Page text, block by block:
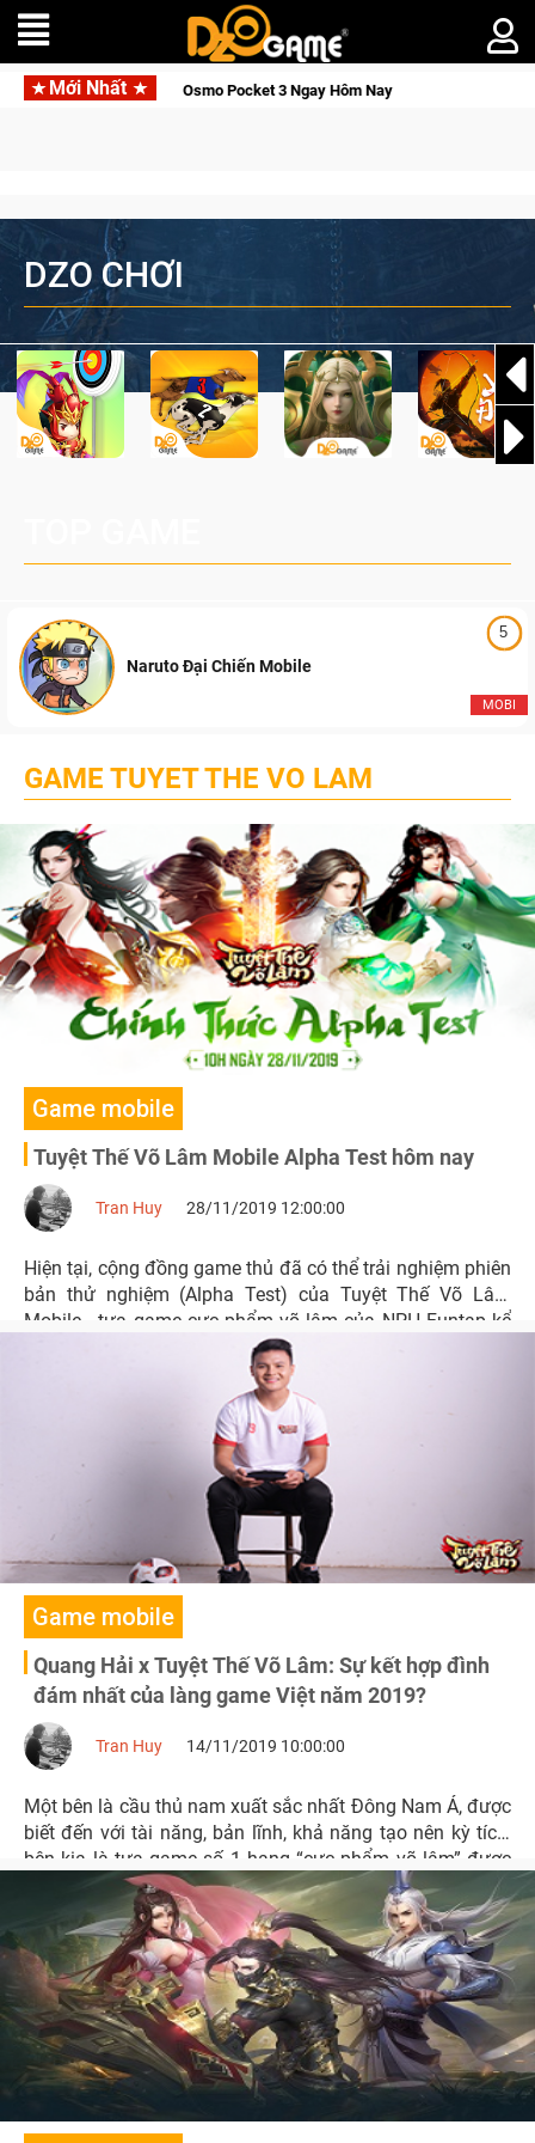
Mới Nhất
Săn DJI Osmo Pocket 3 Ngay Hôm Nay
DZO CHƠI
5
MOBI
Naruto Đại Chiến Mobile
GAME TUYET THE VO LAM
Game mobile
Tuyệt Thế Võ Lâm Mobile Alpha Test hôm nay
Tran Huy 28/11/2019 12:00:00
Hiện tại, cộng đồng game thủ đã có thể trải nghiệm phiên
bản thử nghiệm (Alpha Test) của Tuyệt Thế Võ Lâm
Mobile - tựa game cực phẩm võ lâm của NPH Funtap kể
Game mobile
Quang Hải x Tuyệt Thế Võ Lâm: Sự kết hợp đình
đám nhất của làng game Việt năm 2019?
Tran Huy 14/11/2019 10:00:00
Một bên là cầu thủ nam xuất sắc nhất Đông Nam Á, được
biết đến với tài năng, bản lĩnh, khả năng tạo nên kỳ tích,
bên kia là tựa game số 1 hạng “cực phẩm võ lâm” được
hàng triệu game thủ mong chờ - Còn sự kết hợp nào hơn
được màn “collab” hủy diệt này?